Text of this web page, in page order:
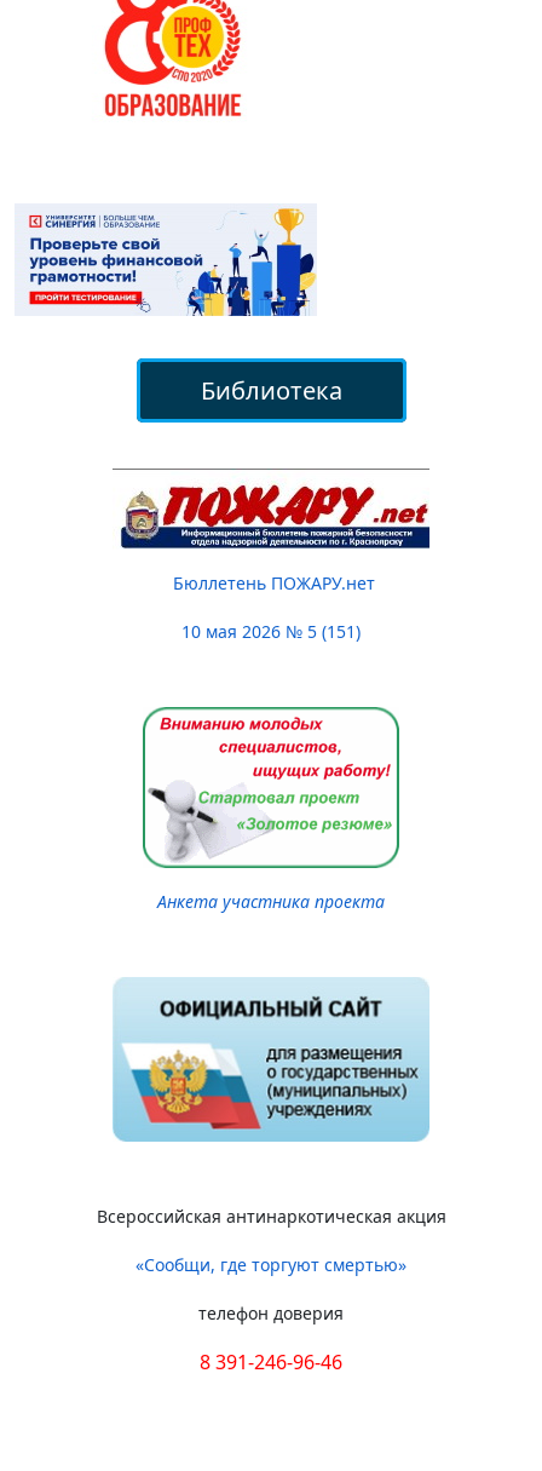
Библиотека
Бюллетень ПОЖАРУ.нет
10 мая 2026 № 5 (151)
Анкета участника проекта
Всероссийская антинаркотическая акция
«Сообщи, где торгуют смертью»
телефон доверия
8 391-246-96-46